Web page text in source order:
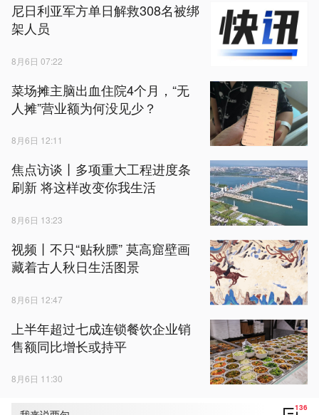
136
尼日利亚军方单日解救308名被绑
架人员
8月6日 07:22
菜场摊主脑出血住院4个月，“无
人摊”营业额为何没见少？
8月6日 12:11
焦点访谈丨多项重大工程进度条
刷新 将这样改变你我生活
8月6日 13:23
视频丨不只“贴秋膘” 莫高窟壁画
藏着古人秋日生活图景
8月6日 12:47
上半年超过七成连锁餐饮企业销
售额同比增长或持平
8月6日 11:30